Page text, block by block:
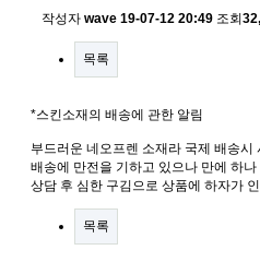
작성자 wave 19-07-12 20:49 조회
목록
*스킨소재의 배송에 관한 알림
부드러운 네오프렌 소재라 국제 배송
배송에 만전을 기하고 있으나 만에 하
상담 후 심한 구김으로 상품에 하자가
목록